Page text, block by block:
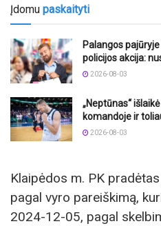
Įdomu paskaityti
Palangos
policijos akcija:
2026-08-03
„Neptūnas“
komandoje ir
2026-08-03
Klaipėdos m. PK
pagal vyro pareiškimą,
2024-12-05, pagal